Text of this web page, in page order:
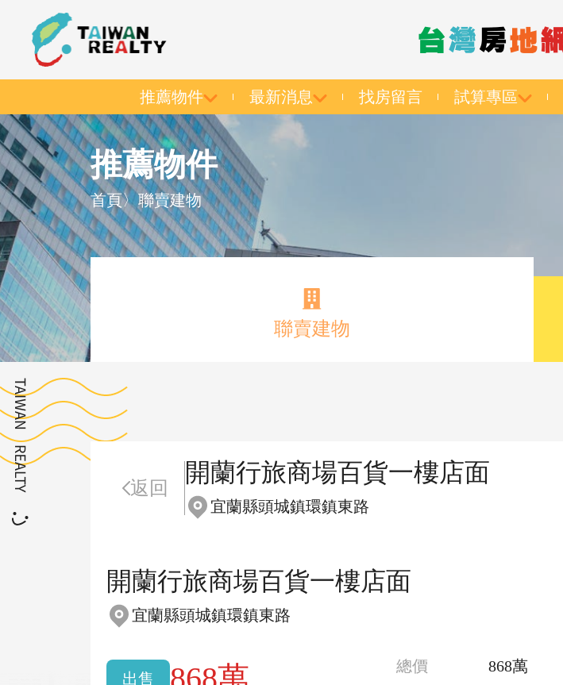
推薦物件 最新消息 找房留言 試算專區
推薦物件
首頁〉聯賣建物
聯賣建物
返回
開蘭行旅商場百貨一樓店面
宜蘭縣頭城鎮環鎮東路
開蘭行旅商場百貨一樓店面
宜蘭縣頭城鎮環鎮東路
出售
總價 868萬